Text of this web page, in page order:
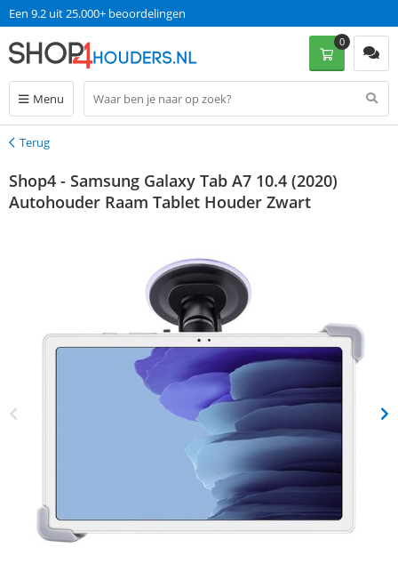
Een 9.2 uit 25.000+ beoordelingen
Menu
0
Terug
Terug
Shop4 - Samsung Galaxy Tab A7 10.4 (2020)
Autohouder Raam Tablet Houder Zwart